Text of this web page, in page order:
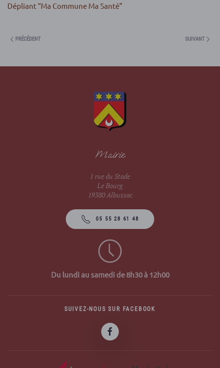
Dépliant “Ma Commune Ma Santé”
PRÉCÉDENT SUIVANT
Mairie
1 rue du Stade
Le Bourg
19380 Albussac
05 55 28 61 48
Du lundi au samedi de 8h30 à 12h00
SUIVEZ-NOUS SUR FACEBOOK